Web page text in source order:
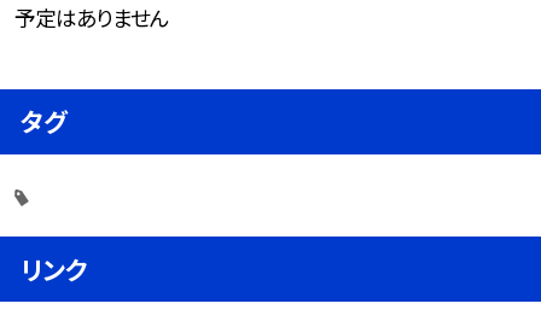
予定はありません
タグ
リンク